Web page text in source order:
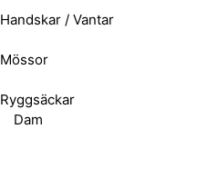
Handskar / Vantar
Mössor
Ryggsäckar
Dam